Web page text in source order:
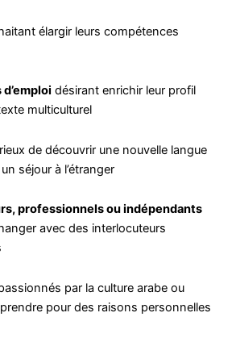
élargir leurs compétences
désirant enrichir leur profil
multiculturel
de découvrir une nouvelle langue
séjour à l’étranger
professionnels ou indépendants
avec des interlocuteurs
par la culture arabe ou
pour des raisons personnelles